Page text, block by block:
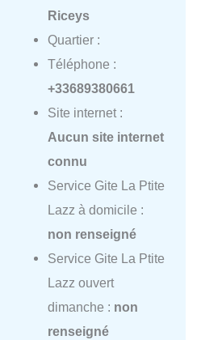
Riceys
Quartier :
Téléphone :
+33689380661
Site internet :
Aucun site internet
connu
Service Gite La Ptite
Lazz à domicile :
non renseigné
Service Gite La Ptite
Lazz ouvert
dimanche : non
renseigné